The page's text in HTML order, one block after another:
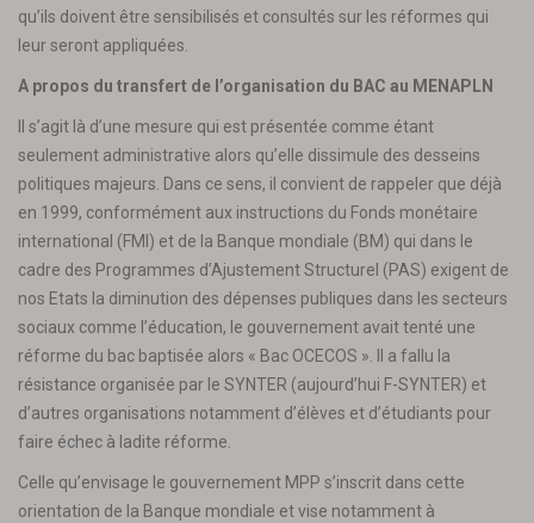
qu’ils doivent être sensibilisés et consultés sur les réformes qui
leur seront appliquées.
A propos du transfert de l’organisation du BAC au MENAPLN
Il s’agit là d’une mesure qui est présentée comme étant
seulement administrative alors qu’elle dissimule des desseins
politiques majeurs. Dans ce sens, il convient de rappeler que déjà
en 1999, conformément aux instructions du Fonds monétaire
international (FMI) et de la Banque mondiale (BM) qui dans le
cadre des Programmes d’Ajustement Structurel (PAS) exigent de
nos Etats la diminution des dépenses publiques dans les secteurs
sociaux comme l’éducation, le gouvernement avait tenté une
réforme du bac baptisée alors « Bac OCECOS ». Il a fallu la
résistance organisée par le SYNTER (aujourd’hui F-SYNTER) et
d’autres organisations notamment d’élèves et d’étudiants pour
faire échec à ladite réforme.
Celle qu’envisage le gouvernement MPP s’inscrit dans cette
orientation de la Banque mondiale et vise notamment à